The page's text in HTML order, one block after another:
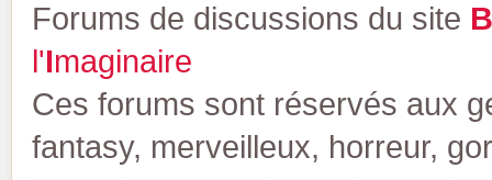
Forums de discussions du site B
l'Imaginaire
Ces forums sont réservés aux
fantasy, merveilleux, horreur,